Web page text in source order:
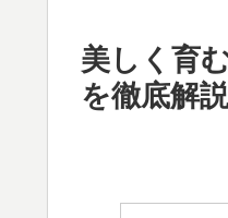
美しく育
を徹底解説